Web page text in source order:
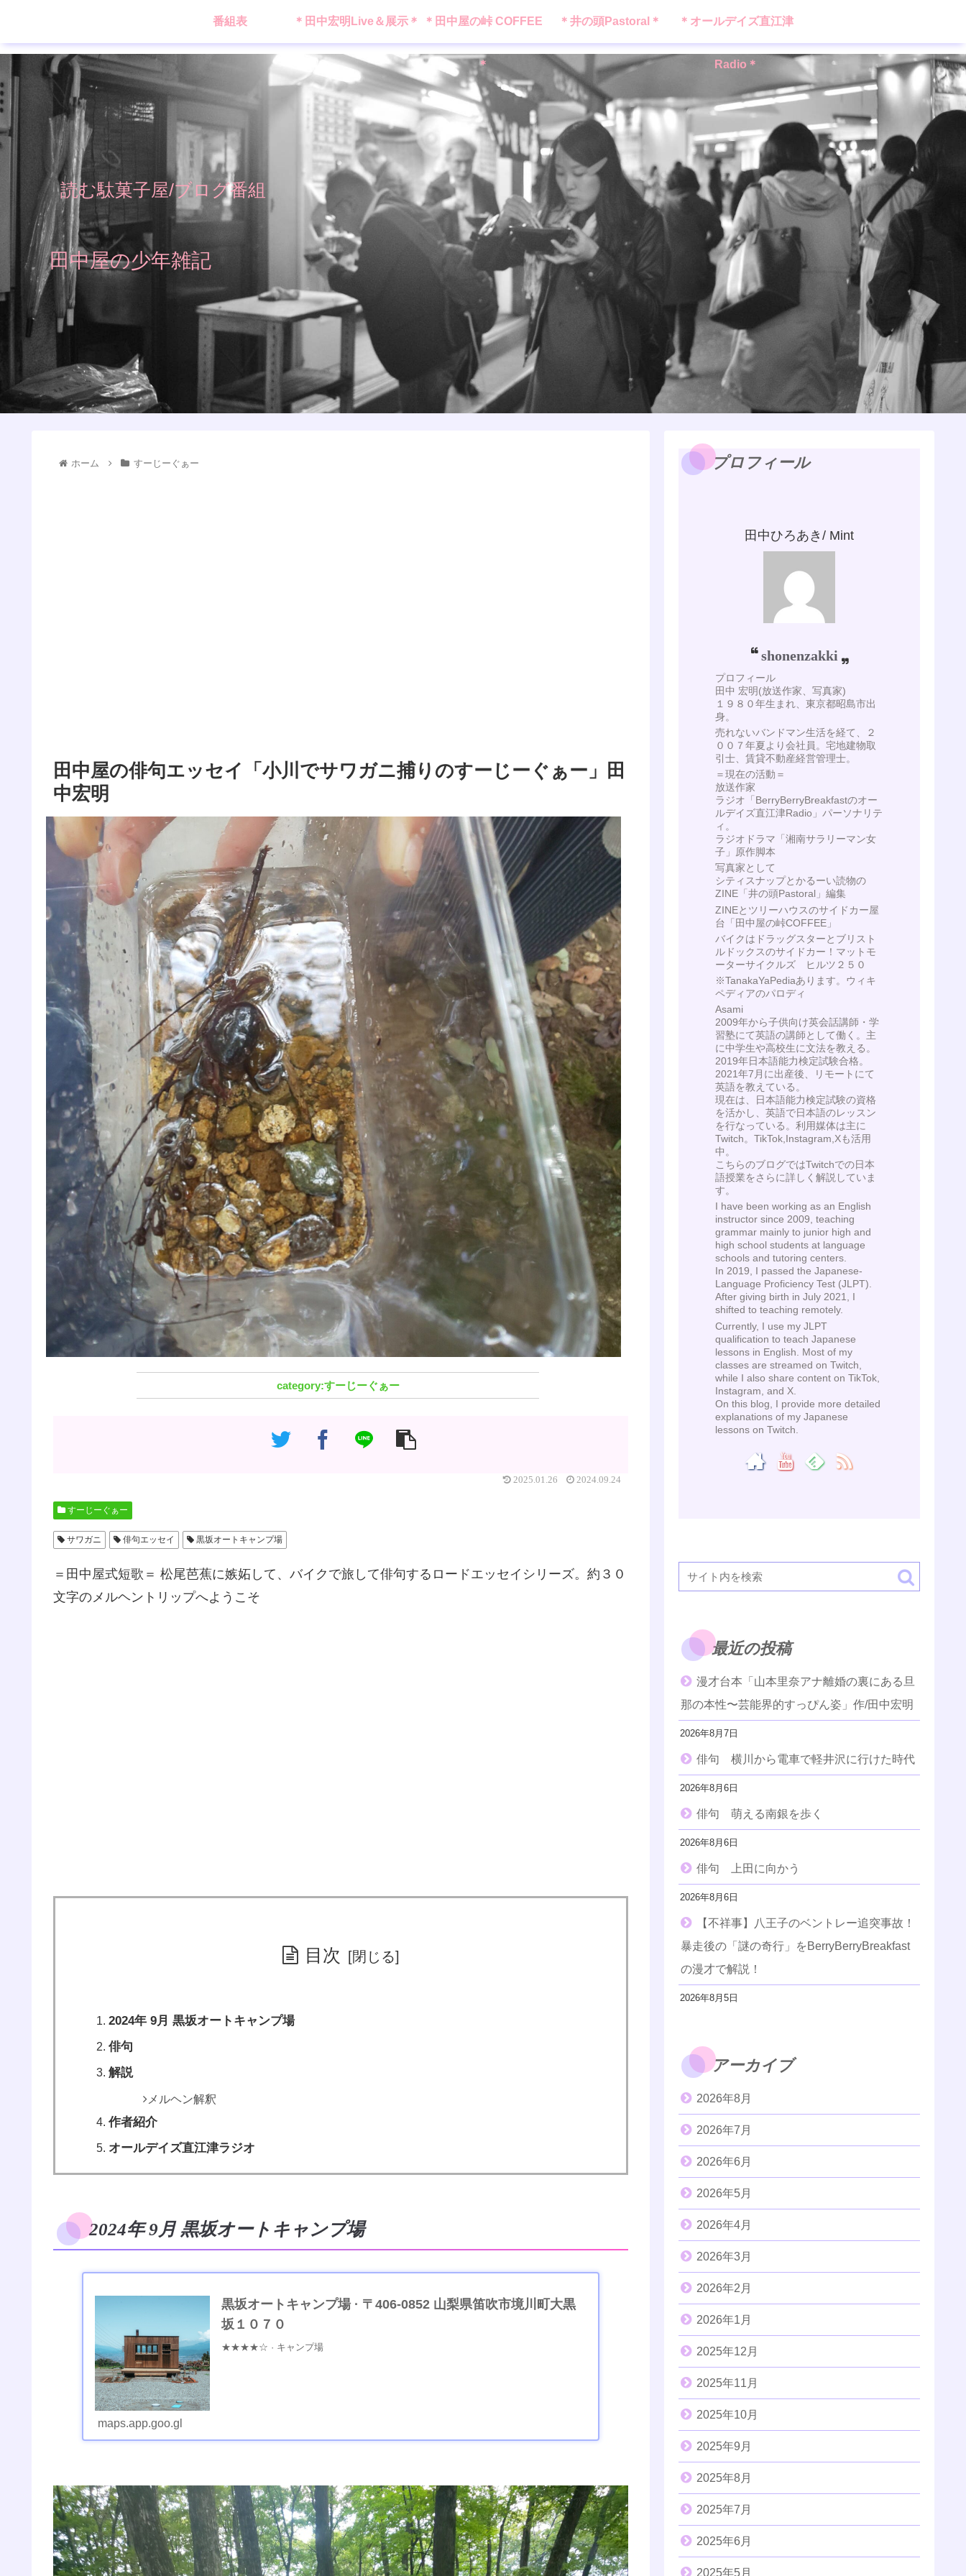
読む駄菓子屋/ブログ番組
田中屋の少年雑記
番組表 ＊田中宏明Live＆展示＊ ＊田中屋の峠 COFFEE
＊
＊井の頭Pastoral＊ ＊オールデイズ直江津
Radio＊
ホーム すーじーぐぁー
田中屋の俳句エッセイ「小川でサワガニ捕りのすーじーぐぁー」田
中宏明
すーじーぐぁー
2025.01.26 2024.09.24
すーじーぐぁー
サワガニ 俳句エッセイ 黒坂オートキャンプ場
＝田中屋式短歌＝ 松尾芭蕉に嫉妬して、バイクで旅して俳句するロードエッセイシリーズ。約３０
文字のメルヘントリップへようこそ
目次
2024年 9月 黒坂オートキャンプ場
俳句
解説
メルヘン解釈
作者紹介
オールデイズ直江津ラジオ
2024年 9月 黒坂オートキャンプ場
黒坂オートキャンプ場 · 〒406-0852 山梨県笛吹市境川町大黒
坂１０７０
★★★★☆ · キャンプ場
maps.app.goo.gl
プロフィール
田中ひろあき/ Mint
shonenzakki
プロフィール
田中 宏明(放送作家、写真家)
１９８０年生まれ、東京都昭島市出
身。
売れないバンドマン生活を経て、２
００７年夏より会社員。宅地建物取
引士、賃貸不動産経営管理士。
＝現在の活動＝
放送作家
ラジオ「BerryBerryBreakfastのオー
ルデイズ直江津Radio」パーソナリテ
ィ。
ラジオドラマ「湘南サラリーマン女
子」原作脚本
写真家として
シティスナップとかるーい読物の
ZINE「井の頭Pastoral」編集
ZINEとツリーハウスのサイドカー屋
台「田中屋の峠COFFEE」
バイクはドラッグスターとブリスト
ルドックスのサイドカー！マットモ
ーターサイクルズ ヒルツ２５０
※TanakaYaPediaあります。ウィキ
ペディアのパロディ
Asami
2009年から子供向け英会話講師・学
習塾にて英語の講師として働く。主
に中学生や高校生に文法を教える。
2019年日本語能力検定試験合格。
2021年7月に出産後、リモートにて
英語を教えている。
現在は、日本語能力検定試験の資格
を活かし、英語で日本語のレッスン
を行なっている。利用媒体は主に
Twitch。TikTok,Instagram,Xも活用
中。
こちらのブログではTwitchでの日本
語授業をさらに詳しく解説していま
す。
I have been working as an English
instructor since 2009, teaching
grammar mainly to junior high and
high school students at language
schools and tutoring centers.
In 2019, I passed the Japanese-
Language Proficiency Test (JLPT).
After giving birth in July 2021, I
shifted to teaching remotely.
Currently, I use my JLPT
qualification to teach Japanese
lessons in English. Most of my
classes are streamed on Twitch,
while I also share content on TikTok,
Instagram, and X.
On this blog, I provide more detailed
explanations of my Japanese
lessons on Twitch.
最近の投稿
漫才台本「山本里奈アナ離婚の裏にある旦
那の本性〜芸能界的すっぴん姿」作/田中宏明
2026年8月7日
俳句 横川から電車で軽井沢に行けた時代
2026年8月6日
俳句 萌える南銀を歩く
2026年8月6日
俳句 上田に向かう
2026年8月6日
【不祥事】八王子のベントレー追突事故！
暴走後の「謎の奇行」をBerryBerryBreakfast
の漫才で解説！
2026年8月5日
アーカイブ
2026年8月
2026年7月
2026年6月
2026年5月
2026年4月
2026年3月
2026年2月
2026年1月
2025年12月
2025年11月
2025年10月
2025年9月
2025年8月
2025年7月
2025年6月
2025年5月